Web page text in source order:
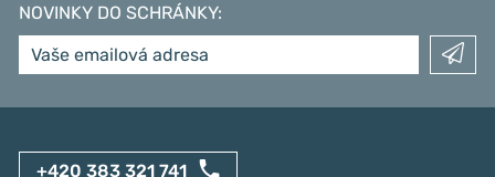
NOVINKY DO SCHRÁNKY:
+420 383 321 741